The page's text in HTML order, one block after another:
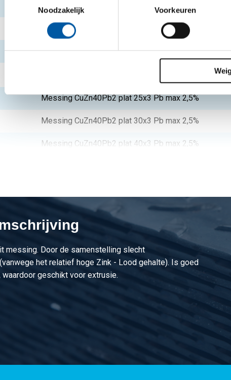
Noodzakelijk
Voorkeuren
Messing CuZn40Pb2 plat 10x3 Pb max 2,5%
Messing CuZn40Pb2 plat 12x3 Pb max 2,5%
Messing CuZn40Pb2 plat 15x3 Pb max 2,5%
Messing CuZn40Pb2 plat 25x3 Pb max 2,5%
Messing CuZn40Pb2 plat 30x3 Pb max 2,5%
Messing CuZn40Pb2 plat 40x3 Pb max 2,5%
Messing CuZn40Pb2 plat 8x4 Pb max 2,5%
Messing CuZn40Pb2 plat 20x4 Pb max 2,5%
Messing CuZn40Pb2 plat 25x4 Pb max 2,5%
Messing CuZn40Pb2 plat 30x4 Pb max 2,5%
Messing CuZn40Pb2 plat 40x4 Pb max 2,5%
messing. Door de samenstelling slecht
het relatief hoge Zink - Lood gehalte). Is goed
waardoor geschikt voor extrusie.